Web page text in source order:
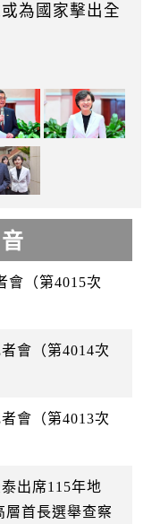
為國家擊出全
會（第4015次
會（第4014次
會（第4013次
出席115年地
層首長選舉查察